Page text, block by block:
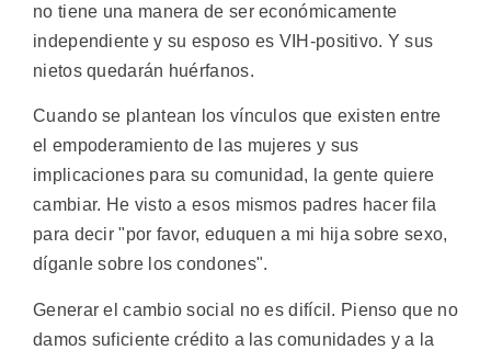
no tiene una manera de ser económicamente
independiente y su esposo es VIH-positivo. Y sus
nietos quedarán huérfanos.
Cuando se plantean los vínculos que existen entre
el empoderamiento de las mujeres y sus
implicaciones para su comunidad, la gente quiere
cambiar. He visto a esos mismos padres hacer fila
para decir "por favor, eduquen a mi hija sobre sexo,
díganle sobre los condones".
Generar el cambio social no es difícil. Pienso que no
damos suficiente crédito a las comunidades y a la